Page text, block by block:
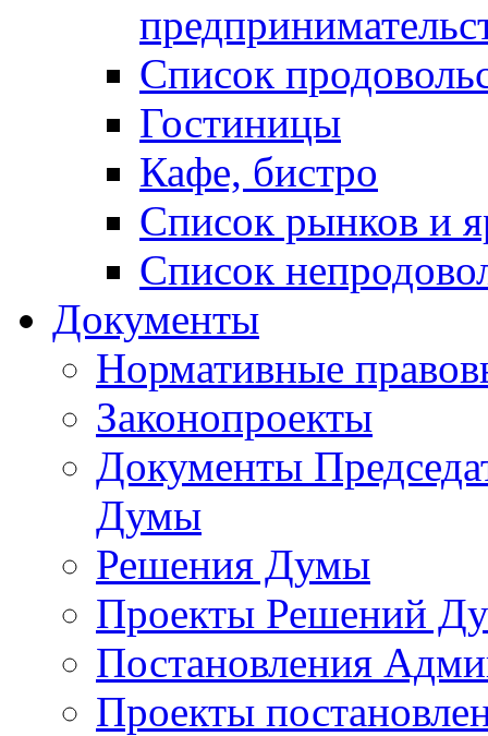
Список
Гостиницы
Кафе, бистро
Cписок рынков и
Список
Документы
Нормативные
Законопроекты
Документы
Думы
Решения Думы
Проекты Решений
Постановления
Проекты